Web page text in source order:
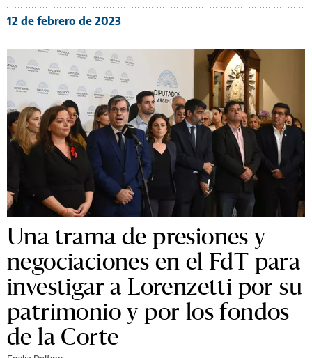
12 de febrero de 2023
Una trama de presiones y
negociaciones en el FdT para
investigar a Lorenzetti por su
patrimonio y por los fondos
de la Corte